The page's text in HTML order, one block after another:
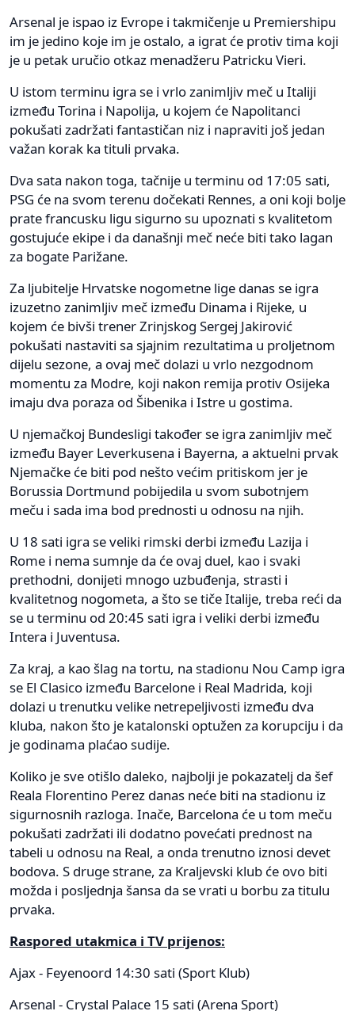
Arsenal je ispao iz Evrope i takmičenje u Premiershipu
im je jedino koje im je ostalo, a igrat će protiv tima koji
je u petak uručio otkaz menadžeru Patricku Vieri.
U istom terminu igra se i vrlo zanimljiv meč u Italiji
između Torina i Napolija, u kojem će Napolitanci
pokušati zadržati fantastičan niz i napraviti još jedan
važan korak ka tituli prvaka.
Dva sata nakon toga, tačnije u terminu od 17:05 sati,
PSG će na svom terenu dočekati Rennes, a oni koji bolje
prate francusku ligu sigurno su upoznati s kvalitetom
gostujuće ekipe i da današnji meč neće biti tako lagan
za bogate Parižane.
Za ljubitelje Hrvatske nogometne lige danas se igra
izuzetno zanimljiv meč između Dinama i Rijeke, u
kojem će bivši trener Zrinjskog Sergej Jakirović
pokušati nastaviti sa sjajnim rezultatima u proljetnom
dijelu sezone, a ovaj meč dolazi u vrlo nezgodnom
momentu za Modre, koji nakon remija protiv Osijeka
imaju dva poraza od Šibenika i Istre u gostima.
U njemačkoj Bundesligi također se igra zanimljiv meč
između Bayer Leverkusena i Bayerna, a aktuelni prvak
Njemačke će biti pod nešto većim pritiskom jer je
Borussia Dortmund pobijedila u svom subotnjem
meču i sada ima bod prednosti u odnosu na njih.
U 18 sati igra se veliki rimski derbi između Lazija i
Rome i nema sumnje da će ovaj duel, kao i svaki
prethodni, donijeti mnogo uzbuđenja, strasti i
kvalitetnog nogometa, a što se tiče Italije, treba reći da
se u terminu od 20:45 sati igra i veliki derbi između
Intera i Juventusa.
Za kraj, a kao šlag na tortu, na stadionu Nou Camp igra
se El Clasico između Barcelone i Real Madrida, koji
dolazi u trenutku velike netrepeljivosti između dva
kluba, nakon što je katalonski optužen za korupciju i da
je godinama plaćao sudije.
Koliko je sve otišlo daleko, najbolji je pokazatelj da šef
Reala Florentino Perez danas neće biti na stadionu iz
sigurnosnih razloga. Inače, Barcelona će u tom meču
pokušati zadržati ili dodatno povećati prednost na
tabeli u odnosu na Real, a onda trenutno iznosi devet
bodova. S druge strane, za Kraljevski klub će ovo biti
možda i posljednja šansa da se vrati u borbu za titulu
prvaka.
Raspored utakmica i TV prijenos:
Ajax - Feyenoord 14:30 sati (Sport Klub)
Arsenal - Crystal Palace 15 sati (Arena Sport)